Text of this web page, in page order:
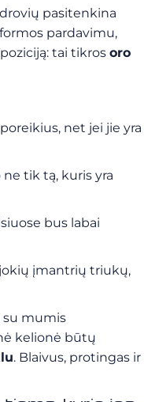
pasitenkina
pardavimu,
tai tikros oro
net jei jie yra
tik tą, kuris yra
bus labai
įmantrių triukų,
su mumis
kelionė būtų
. Blaivus, protingas ir